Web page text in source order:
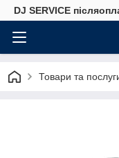
DJ SERVICE
Товари та